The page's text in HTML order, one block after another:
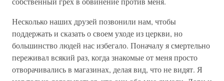
Несколько наших друзей позвонили нам, чтобы
поддержать и сказать о своем уходе из церкви, но
большинство людей нас избегало. Поначалу я смертельно
переживал всякий раз, когда знакомые от меня просто
отворачивались в магазинах, делая вид, что не видят. Я